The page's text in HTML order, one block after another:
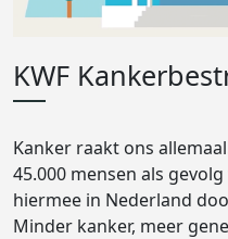
KWF
Kanker raakt ons
45.000 mensen als
hiermee in Nederland
Minder kanker, meer